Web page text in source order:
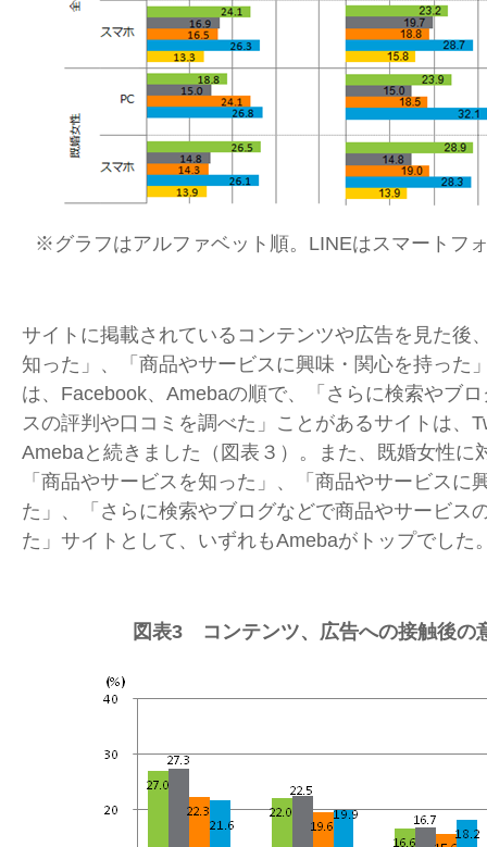
※グラフはアルファベット順。LINEはスマートフ
サイトに掲載されているコンテンツや広告を見た後
知った」、「商品やサービスに興味・関心を持った
は、Facebook、Amebaの順で、「さらに検索やブ
スの評判や口コミを調べた」ことがあるサイトは、
Amebaと続きました（図表３）。また、既婚女性に
「商品やサービスを知った」、「商品やサービスに
た」、「さらに検索やブログなどで商品やサービス
た」サイトとして、いずれもAmebaがトップでした
図表3 コンテンツ、広告への接触後の